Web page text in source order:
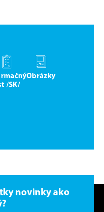
/SK/
Obrázky
novinky ako